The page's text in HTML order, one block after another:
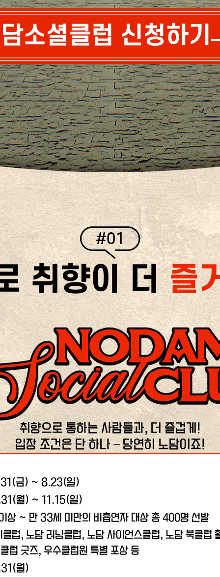
소셜클럽 신청하기
#01
취향이 더즐
취향으로 통하는 사람들과, 더 즐겁게!
입장 조건은 단 하나 – 당연히 노담이죠!
금) ~ 8.23(일)
월) ~ 11.15(일)
상 ~ 만 33세 미만의 비흡연자 대상 총 400명 선발
클럽, 노담 러닝클럽, 노담 사이언스클럽, 노담 북클럽
럽 굿즈, 우수클럽원 특별 포상 등
월)